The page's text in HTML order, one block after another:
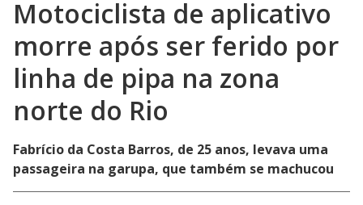
Motociclista de aplicativo
morre após ser ferido por
linha de pipa na zona
norte do Rio
Fabrício da Costa Barros, de 25 anos, levava uma
passageira na garupa, que também se machucou